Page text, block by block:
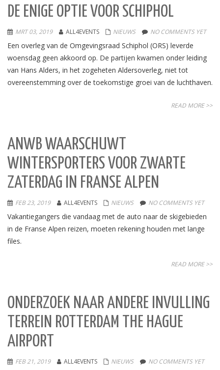
DE ENIGE OPTIE VOOR SCHIPHOL
MRT 03, 2019 ALL4EVENTS NIEUWS NO COMMENTS YET
Een overleg van de Omgevingsraad Schiphol (ORS) leverde
woensdag geen akkoord op. De partijen kwamen onder leiding
van Hans Alders, in het zogeheten Aldersoverleg, niet tot
overeenstemming over de toekomstige groei van de luchthaven.
READ MORE >>
ANWB WAARSCHUWT
WINTERSPORTERS VOOR ZWARTE
ZATERDAG IN FRANSE ALPEN
FEB 23, 2019 ALL4EVENTS NIEUWS NO COMMENTS YET
Vakantiegangers die vandaag met de auto naar de skigebieden
in de Franse Alpen reizen, moeten rekening houden met lange
files.
READ MORE >>
ONDERZOEK NAAR ANDERE INVULLING
TERREIN ROTTERDAM THE HAGUE
AIRPORT
FEB 21, 2019 ALL4EVENTS NIEUWS NO COMMENTS YET